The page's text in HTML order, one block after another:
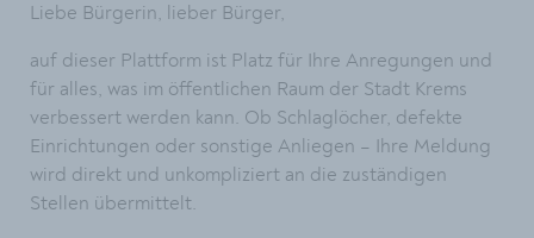
Liebe Bürgerin, lieber Bürger,
auf dieser Plattform ist Platz für Ihre Anregungen und
für alles, was im öffentlichen Raum der Stadt Krems
verbessert werden kann. Ob Schlaglöcher, defekte
Einrichtungen oder sonstige Anliegen – Ihre Meldung
wird direkt und unkompliziert an die zuständigen
Stellen übermittelt.